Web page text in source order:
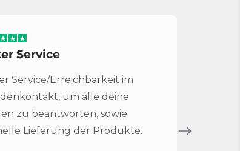
Service
Service/Erreichbarkeit im
um alle deine
zu beantworten, sowie
Lieferung der Produkte.